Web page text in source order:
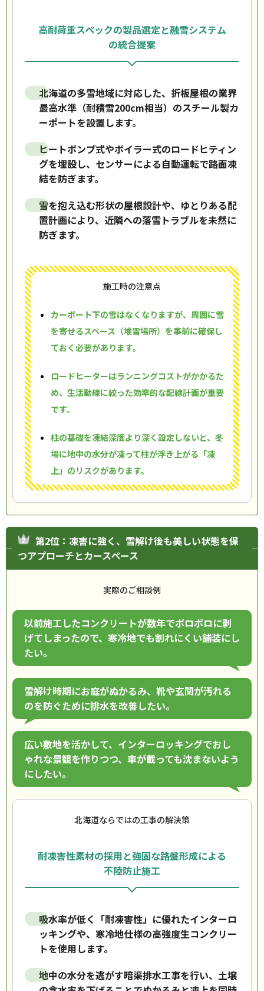
高耐荷重スペックの製品選定と融雪システム
の統合提案
北海道の多雪地域に対応した、折板屋根の業界
最高水準（耐積雪200cm相当）のスチール製カ
ーポートを設置します。
ヒートポンプ式やボイラー式のロードヒティン
グを埋設し、センサーによる自動運転で路面凍
結を防ぎます。
雪を抱え込む形状の屋根設計や、ゆとりある配
置計画により、近隣への落雪トラブルを未然に
防ぎます。
施工時の注意点
カーポート下の雪はなくなりますが、周囲に雪
を寄せるスペース（堆雪場所）を事前に確保し
ておく必要があります。
ロードヒーターはランニングコストがかかるた
め、生活動線に絞った効率的な配線計画が重要
です。
柱の基礎を凍結深度より深く設定しないと、冬
場に地中の水分が凍って柱が浮き上がる「凍
上」のリスクがあります。
第2位：凍害に強く、雪解け後も美しい状態を保
つアプローチとカースペース
実際のご相談例
以前施工したコンクリートが数年でボロボロに剥
げてしまったので、寒冷地でも割れにくい舗装にし
たい。
雪解け時期にお庭がぬかるみ、靴や玄関が汚れる
のを防ぐために排水を改善したい。
広い敷地を活かして、インターロッキングでおし
ゃれな景観を作りつつ、車が載っても沈まないよう
にしたい。
北海道ならではの工事の解決策
耐凍害性素材の採用と強固な路盤形成による
不陸防止施工
吸水率が低く「耐凍害性」に優れたインターロ
ッキングや、寒冷地仕様の高強度生コンクリー
トを使用します。
地中の水分を逃がす暗渠排水工事を行い、土壌